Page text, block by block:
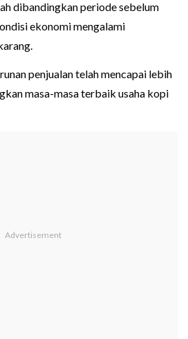
dibandingkan periode sebelum
ekonomi mengalami
penjualan telah mencapai lebih
masa-masa terbaik usaha kopi